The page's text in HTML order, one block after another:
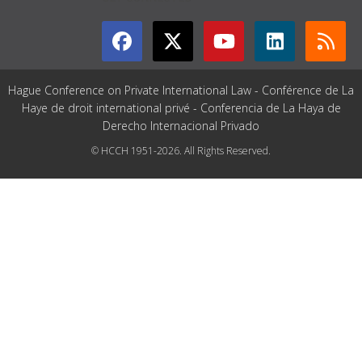
Hague Conference on Private International Law - Conférence de La
Haye de droit international privé - Conferencia de La Haya de
Derecho Internacional Privado
© HCCH 1951-2026. All Rights Reserved.